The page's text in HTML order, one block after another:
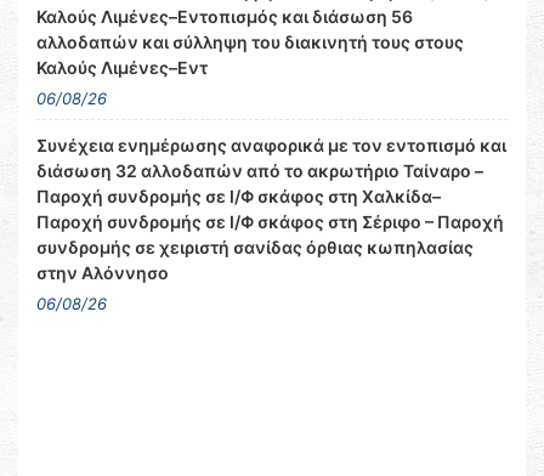
Καλούς Λιμένες–Εντοπισμός και διάσωση 56
αλλοδαπών και σύλληψη του διακινητή τους στους
Καλούς Λιμένες–Εντ
06/08/26
Συνέχεια ενημέρωσης αναφορικά με τον εντοπισμό και
διάσωση 32 αλλοδαπών από το ακρωτήριο Ταίναρο –
Παροχή συνδρομής σε Ι/Φ σκάφος στη Χαλκίδα–
Παροχή συνδρομής σε Ι/Φ σκάφος στη Σέριφο – Παροχή
συνδρομής σε χειριστή σανίδας όρθιας κωπηλασίας
στην Αλόννησο
06/08/26